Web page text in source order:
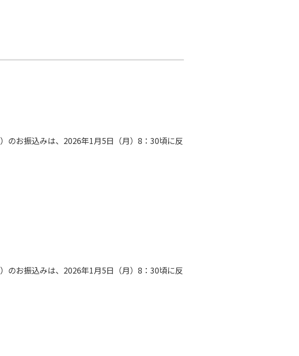
）のお振込みは、2026年1月5日（月）8：30頃に反
）のお振込みは、2026年1月5日（月）8：30頃に反